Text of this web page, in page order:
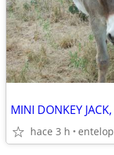
MINI DONKEY
hace 3 h